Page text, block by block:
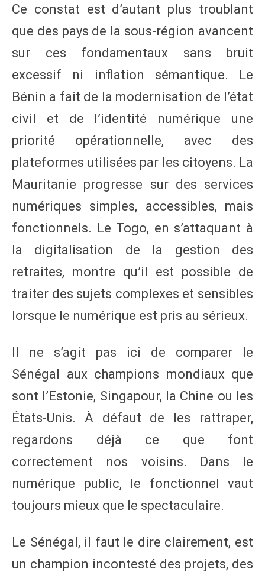
Ce constat est d’autant plus troublant
que des pays de la sous-région avancent
sur ces fondamentaux sans bruit
excessif ni inflation sémantique. Le
Bénin a fait de la modernisation de l’état
civil et de l’identité numérique une
priorité opérationnelle, avec des
plateformes utilisées par les citoyens. La
Mauritanie progresse sur des services
numériques simples, accessibles, mais
fonctionnels. Le Togo, en s’attaquant à
la digitalisation de la gestion des
retraites, montre qu’il est possible de
traiter des sujets complexes et sensibles
lorsque le numérique est pris au sérieux.
Il ne s’agit pas ici de comparer le
Sénégal aux champions mondiaux que
sont l’Estonie, Singapour, la Chine ou les
États-Unis. À défaut de les rattraper,
regardons déjà ce que font
correctement nos voisins. Dans le
numérique public, le fonctionnel vaut
toujours mieux que le spectaculaire.
Le Sénégal, il faut le dire clairement, est
un champion incontesté des projets, des